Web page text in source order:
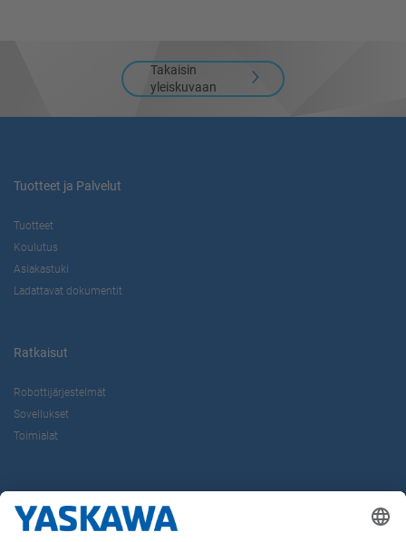
Takaisin
yleiskuvaan
Tuotteet ja Palvelut
Tuotteet
Koulutus
Asiakastuki
Ladattavat dokumentit
Ratkaisut
Robottijärjestelmät
Sovellukset
Toimialat